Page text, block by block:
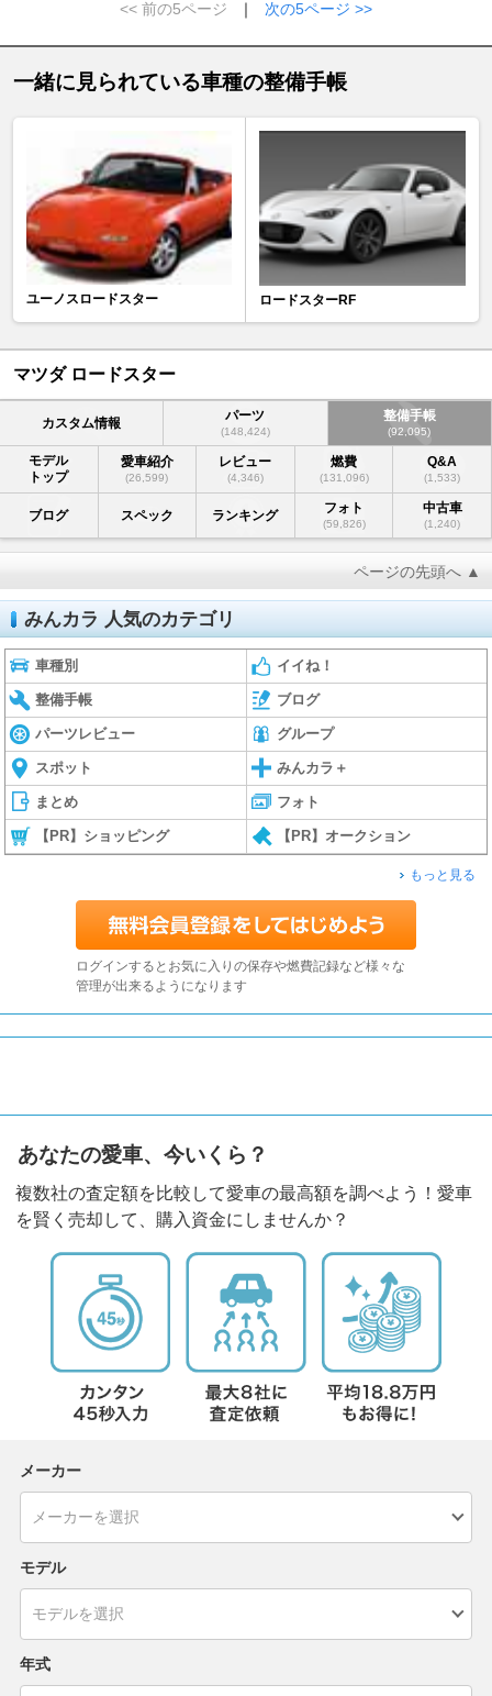
<< 前の5ページ ｜ 次の5ページ >>
一緒に見られている車種の整備手帳
ユーノスロードスター ロードスターRF
マツダ ロードスター
カスタム情報 パーツ
(148,424)
整備手帳
(92,095)
モデル
トップ
愛車紹介
(26,599)
レビュー
(4,346)
燃費
(131,096)
Q&A
(1,533)
ブログ スペック ランキング フォト
(59,826)
中古車
(1,240)
ページの先頭へ ▲
みんカラ 人気のカテゴリ
車種別 イイね！
整備手帳 ブログ
パーツレビュー グループ
スポット みんカラ＋
まとめ フォト
【PR】ショッピング 【PR】オークション
もっと見る
ログインするとお気に入りの保存や燃費記録など様々な
管理が出来るようになります
あなたの愛車、今いくら？
複数社の査定額を比較して愛車の最高額を調べよう！愛車
を賢く売却して、購入資金にしませんか？
メーカー
モデル
年式